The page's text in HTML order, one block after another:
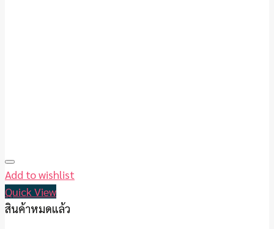
Add to wishlist
Quick View
สินค้าหมดแล้ว